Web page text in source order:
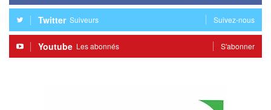
Twitter Suiveurs Suivez-nous
Youtube Les abonnés S'abonner